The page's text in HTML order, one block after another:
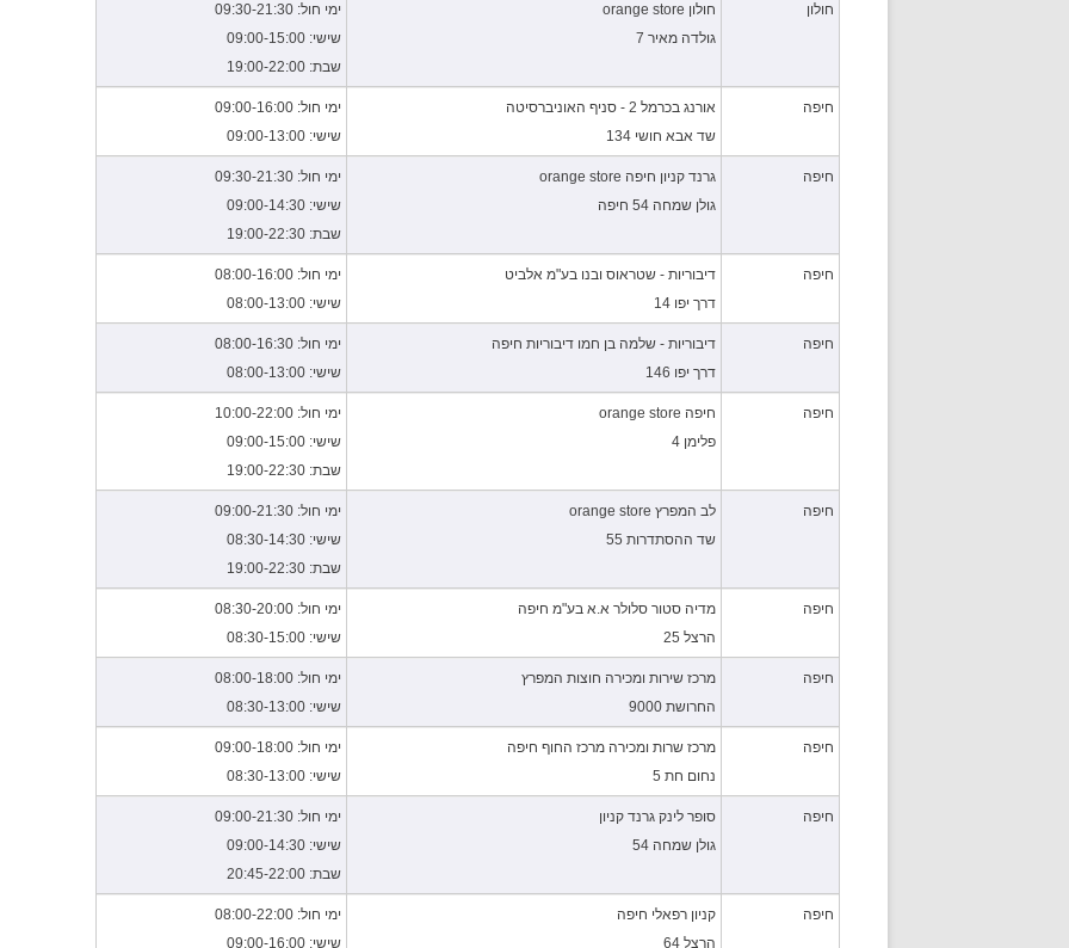
חולון
חולון orange store
גולדה מאיר 7
ימי חול: 09:30-21:30
שישי: 09:00-15:00
שבת: 19:00-22:00
חיפה
אורנג בכרמל 2 - סניף האוניברסיטה
שד אבא חושי 134
ימי חול: 09:00-16:00
שישי: 09:00-13:00
חיפה
גרנד קניון חיפה orange store
גולן שמחה 54 חיפה
ימי חול: 09:30-21:30
שישי: 09:00-14:30
שבת: 19:00-22:30
חיפה
דיבוריות - שטראוס ובנו בע"מ אלביט
דרך יפו 14
ימי חול: 08:00-16:00
שישי: 08:00-13:00
חיפה
דיבוריות - שלמה בן חמו דיבוריות חיפה
דרך יפו 146
ימי חול: 08:00-16:30
שישי: 08:00-13:00
חיפה
חיפה orange store
פלימן 4
ימי חול: 10:00-22:00
שישי: 09:00-15:00
שבת: 19:00-22:30
חיפה
לב המפרץ orange store
שד ההסתדרות 55
ימי חול: 09:00-21:30
שישי: 08:30-14:30
שבת: 19:00-22:30
חיפה
מדיה סטור סלולר א.א בע"מ חיפה
הרצל 25
ימי חול: 08:30-20:00
שישי: 08:30-15:00
חיפה
מרכז שירות ומכירה חוצות המפרץ
החרושת 9000
ימי חול: 08:00-18:00
שישי: 08:30-13:00
חיפה
מרכז שרות ומכירה מרכז החוף חיפה
נחום חת 5
ימי חול: 09:00-18:00
שישי: 08:30-13:00
חיפה
סופר לינק גרנד קניון
גולן שמחה 54
ימי חול: 09:00-21:30
שישי: 09:00-14:30
שבת: 20:45-22:00
חיפה
קניון רפאלי חיפה
הרצל 64
ימי חול: 08:00-22:00
שישי: 09:00-16:00